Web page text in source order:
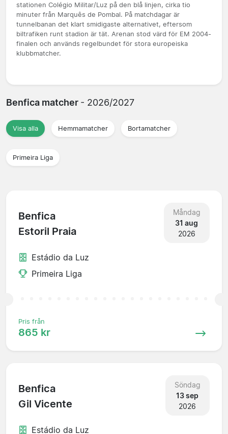
stationen Colégio Militar/Luz på den blå linjen, cirka tio
minuter från Marquês de Pombal. På matchdagar är
tunnelbanan det klart smidigaste alternativet, eftersom
biltrafiken runt stadion är tät. Arenan stod värd för EM 2004-
finalen och används regelbundet för stora europeiska
klubbmatcher.
Benfica matcher - 2026/2027
Visa alla Hemmamatcher Bortamatcher
Primeira Liga
Benfica
Estoril Praia
Måndag
31 aug
2026
Estádio da Luz
Primeira Liga
Pris från
865 kr
Benfica
Gil Vicente
Söndag
13 sep
2026
Estádio da Luz